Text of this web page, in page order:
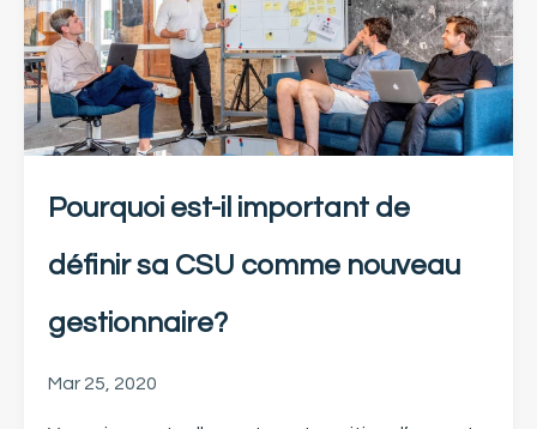
Pourquoi est-il important de
définir sa CSU comme nouveau
gestionnaire?
Mar 25, 2020